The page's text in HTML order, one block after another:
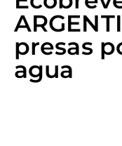
presas
agua